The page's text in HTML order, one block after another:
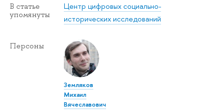
В статье
упомянуты
Центр цифровых социально-
исторических исследований
Персоны
Земляков
Михаил
Вячеславович